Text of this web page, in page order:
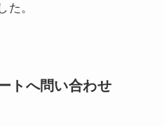
た。
トへ問い合わせ